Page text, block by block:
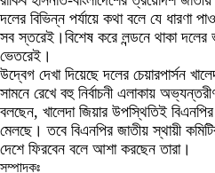
দলের বিভিন্ন পর্যায়ে কথা বলে যে ধারণা
সব স্তরেই।বিশেষ করে লন্ডনে থাকা দলের
ভেতরেই।
উদ্বেগ দেখা দিয়েছে দলের চেয়ারপার্সন
সামনে রেখে বহু নির্বাচনী এলাকায়
বলছেন, খালেদা জিয়ার উপস্থিতিই
মেলছে। তবে বিএনপির জাতীয় স্থায়ী
দেশে ফিরবেন বলে আশা করছেন তারা।
সম্পাদকঃ